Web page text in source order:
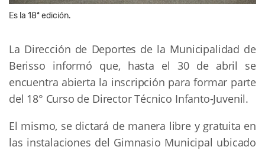
Es la 18ª edición.
La Dirección de Deportes de la Municipalidad de
Berisso informó que, hasta el 30 de abril se
encuentra abierta la inscripción para formar parte
del 18° Curso de Director Técnico Infanto-Juvenil.
El mismo, se dictará de manera libre y gratuita en
las instalaciones del Gimnasio Municipal ubicado